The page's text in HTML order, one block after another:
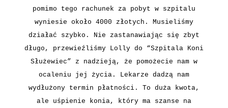
pomimo tego rachunek za pobyt w szpitalu
wyniesie około 4000 złotych. Musieliśmy
działać szybko. Nie zastanawiając się zbyt
długo, przewieźliśmy Lolly do “Szpitala Koni
Służewiec” z nadzieją, że pomożecie nam w
ocaleniu jej życia. Lekarze dadzą nam
wydłużony termin płatności. To duża kwota,
ale uśpienie konia, który ma szanse na